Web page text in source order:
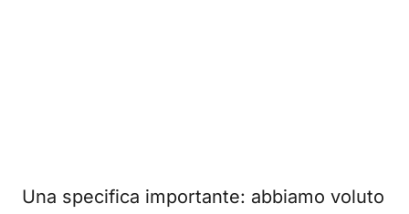
Una specifica importante: abbiamo voluto